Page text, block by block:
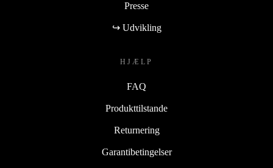
Presse
↪ Udvikling
HJÆLP
FAQ
Produkttilstande
Returnering
Garantibetingelser